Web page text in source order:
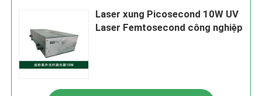
Laser xung Picosecond 10W UV
Laser Femtosecond công nghiệp